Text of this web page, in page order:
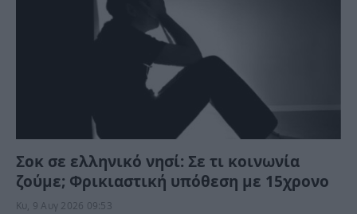
Σοκ σε ελληνικό νησί: Σε τι κοινωνία
ζούμε; Φρικιαστική υπόθεση με 15χρονο
Κυ, 9 Αυγ 2026 09:53